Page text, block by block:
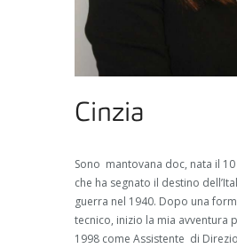
Cinzia
Sono mantovana doc, nata il
che ha segnato il destino
guerra nel 1940. Dopo una
tecnico, inizio la mia avventura
1998 come Assistente di